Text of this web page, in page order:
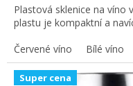
Plastová sklenice na víno
plastu je kompaktní a
Červené víno
Bílé víno
Super cena